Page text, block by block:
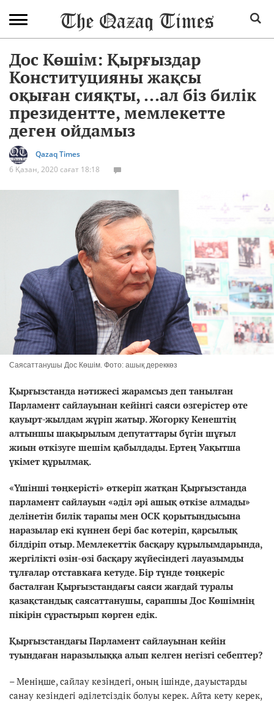
Дос Көшім: Қырғыздар
Конституцияны жақсы
оқыған сияқты, ...ал біз билік
президентте, мемлекетте
деген ойдамыз
Qazaq Times
6 Қазан, 2020 сағат 18:18
Саясаттанушы Дос Көшім. Фото: ашық дереккөз
Қырғызстанда нәтижесі жарамсыз деп танылған
Парламент сайлауынан кейінгі саяси өзгерістер өте
қауырт-жылдам жүріп жатыр. Жогорку Кенештің
алтыншы шақырылым депутаттары бүгін шұғыл
жиын өткізуге шешім қабылдады. Ертең Уақытша
үкімет құрылмақ.
«Үшінші төңкерісті» өткеріп жатқан Қырғызстанда
парламент сайлауын «әділ әрі ашық өткізе алмады»
делінетін билік тарапы мен ОСК қорытындысына
наразылар екі күннен бері бас көтеріп, қарсылық
білдіріп отыр. Мемлекеттік басқару құрылымдарында,
жергілікті өзін-өзі басқару жүйесіндегі лауазымды
тұлғалар отставкаға кетуде. Бір түнде төңкеріс
басталған Қырғызстандағы саяси жағдай туралы
қазақстандық саясаттанушы, сарапшы Дос Көшімнің
пікірін сұрастырып көрген едік.
Қырғызстандағы Парламент сайлауынан кейін
туындаған наразылыққа алып келген негізгі себептер?
– Меніңше, сайлау кезіндегі, оның ішінде, дауыстарды
санау кезіндегі әділетсіздік болуы керек. Айта кету керек,